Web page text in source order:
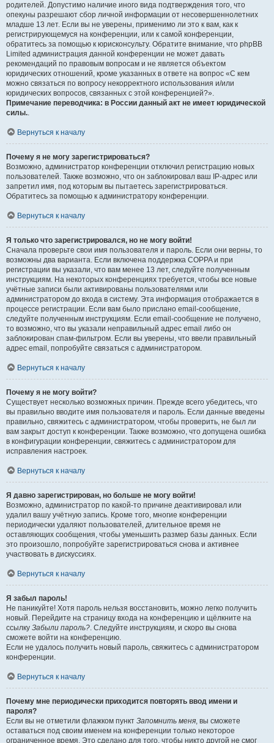
родителей. Допустимо наличие иного вида подтверждения того, что
опекуны разрешают сбор личной информации от несовершеннолетних
младше 13 лет. Если вы не уверены, применимо ли это к вам, как к
регистрирующемуся на конференции, или к самой конференции,
обратитесь за помощью к юрисконсульту. Обратите внимание, что phpBB
Limited администрация данной конференции не может давать
рекомендаций по правовым вопросам и не является объектом
юридических отношений, кроме указанных в ответе на вопрос «С кем
можно связаться по вопросу некорректного использования и/или
юридических вопросов, связанных с этой конференцией?».
Примечание переводчика: в России данный акт не имеет юридической
силы..
Вернуться к началу
Почему я не могу зарегистрироваться?
Возможно, администратор конференции отключил регистрацию новых
пользователей. Также возможно, что он заблокировал ваш IP-адрес или
запретил имя, под которым вы пытаетесь зарегистрироваться.
Обратитесь за помощью к администратору конференции.
Вернуться к началу
Я только что зарегистрировался, но не могу войти!
Сначала проверьте свои имя пользователя и пароль. Если они верны, то
возможны два варианта. Если включена поддержка COPPA и при
регистрации вы указали, что вам менее 13 лет, следуйте полученным
инструкциям. На некоторых конференциях требуется, чтобы все новые
учётные записи были активированы пользователями или
администратором до входа в систему. Эта информация отображается в
процессе регистрации. Если вам было прислано email-сообщение,
следуйте полученным инструкциям. Если email-сообщение не получено,
то возможно, что вы указали неправильный адрес email либо он
заблокирован спам-фильтром. Если вы уверены, что ввели правильный
адрес email, попробуйте связаться с администратором.
Вернуться к началу
Почему я не могу войти?
Существует несколько возможных причин. Прежде всего убедитесь, что
вы правильно вводите имя пользователя и пароль. Если данные введены
правильно, свяжитесь с администратором, чтобы проверить, не был ли
вам закрыт доступ к конференции. Также возможно, что допущена ошибка
в конфигурации конференции, свяжитесь с администратором для
исправления настроек.
Вернуться к началу
Я давно зарегистрирован, но больше не могу войти!
Возможно, администратор по какой-то причине деактивировал или
удалил вашу учётную запись. Кроме того, многие конференции
периодически удаляют пользователей, длительное время не
оставляющих сообщения, чтобы уменьшить размер базы данных. Если
это произошло, попробуйте зарегистрироваться снова и активнее
участвовать в дискуссиях.
Вернуться к началу
Я забыл пароль!
Не паникуйте! Хотя пароль нельзя восстановить, можно легко получить
новый. Перейдите на страницу входа на конференцию и щёлкните на
ссылку Забыли пароль?. Следуйте инструкциям, и скоро вы снова
сможете войти на конференцию.
Если не удалось получить новый пароль, свяжитесь с администратором
конференции.
Вернуться к началу
Почему мне периодически приходится повторять ввод имени и
пароля?
Если вы не отметили флажком пункт Запомнить меня, вы сможете
оставаться под своим именем на конференции только некоторое
ограниченное время. Это сделано для того, чтобы никто другой не смог